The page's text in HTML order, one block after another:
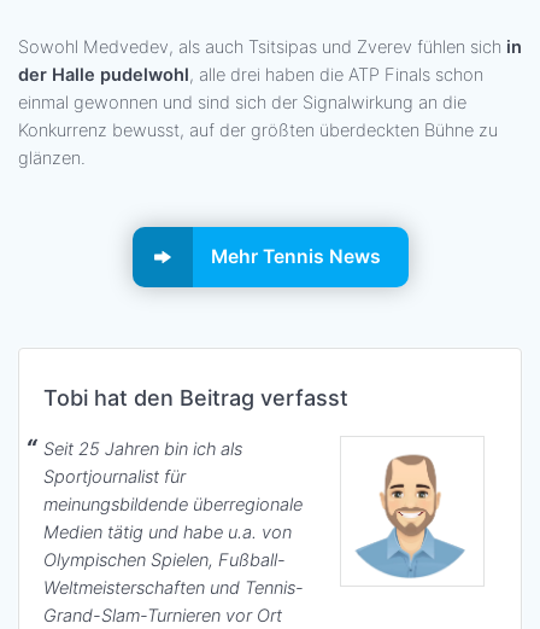
Sowohl Medvedev, als auch Tsitsipas und Zverev fühlen sich in
der Halle pudelwohl, alle drei haben die ATP Finals schon
einmal gewonnen und sind sich der Signalwirkung an die
Konkurrenz bewusst, auf der größten überdeckten Bühne zu
glänzen.
Mehr Tennis News
Tobi hat den Beitrag verfasst
Seit 25 Jahren bin ich als
Sportjournalist für
meinungsbildende überregionale
Medien tätig und habe u.a. von
Olympischen Spielen, Fußball-
Weltmeisterschaften und Tennis-
Grand-Slam-Turnieren vor Ort